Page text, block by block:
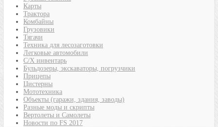
Карты
Трактора
Комбайны
Грузовики
Тягачи
Техника для лесозаготовки
Легковые автомобили
С/Х инвентарь
Бульдозеры, экскаваторы, погрузчики
Прицепы
Цистерны
Мототехника
Объекты (гаражи, здания, заводы)
Разные моды и скрипты
Вертолеты и Самолеты
Новости по FS 2017